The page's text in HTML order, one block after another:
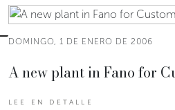
DOMINGO, 1 DE ENERO DE 2006
A new plant in Fano for
LEE EN DETALLE